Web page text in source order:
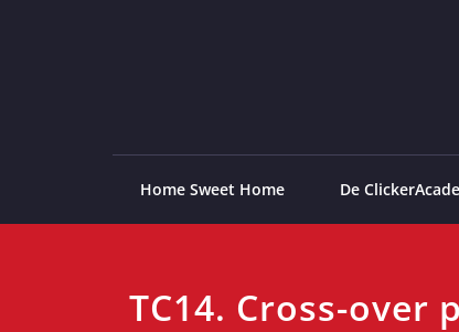
Home Sweet Home De
TC14. Cross-over